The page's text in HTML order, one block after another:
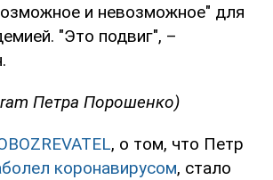
и невозможное" для
"Это подвиг", –
Петра Порошенко)
, о том, что Петр
коронавирусом, стало